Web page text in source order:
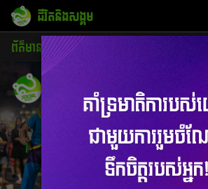
ជីវិតនិងសង្គម
ព័ត៌មាន សេដ្ឋកិច្ច